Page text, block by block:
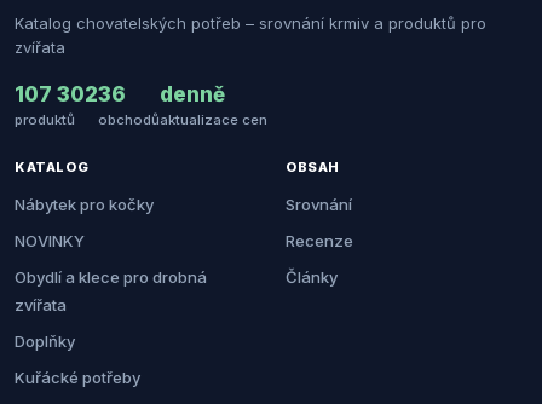
Katalog chovatelských potřeb – srovnání krmiv a produktů pro
zvířata
107 302
produktů
36
obchodů
denně
aktualizace cen
KATALOG
Nábytek pro kočky
NOVINKY
Obydlí a klece pro drobná
zvířata
Doplňky
Kuřácké potřeby
OBSAH
Srovnání
Recenze
Články